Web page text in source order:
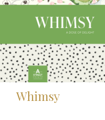
Whimsy